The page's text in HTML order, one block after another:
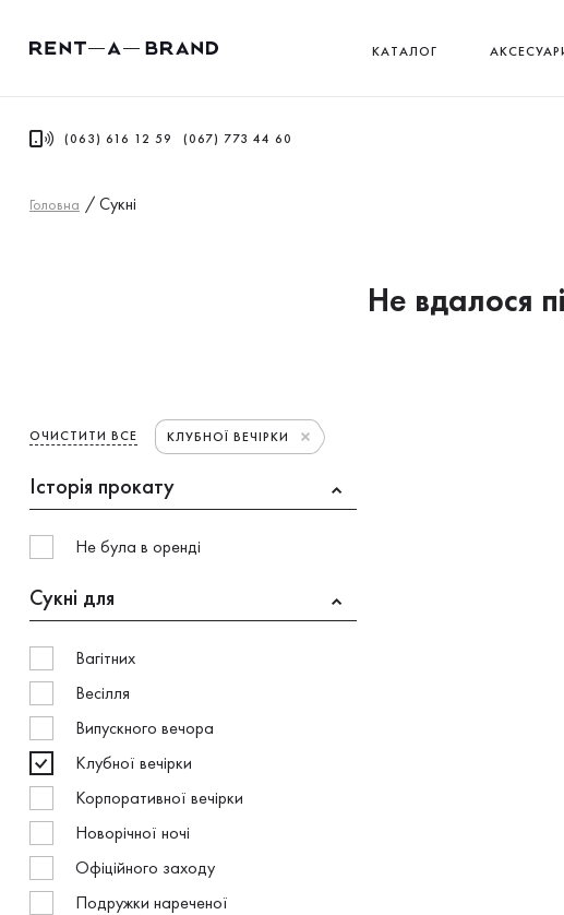
КАТАЛОГ
(063) 616 12 59 (067) 773 44 60
Головна /Сукнi
Не вдалося
ОЧИСТИТИ ВСЕ КЛУБНОЇ ВЕЧІРКИ
Історія прокату
Не була в оренді
Сукнi для
Вагітних
Весілля
Випускного вечора
Клубної вечірки
Корпоративної вечірки
Новорічної ночі
Офіційного заходу
Подружки нареченої